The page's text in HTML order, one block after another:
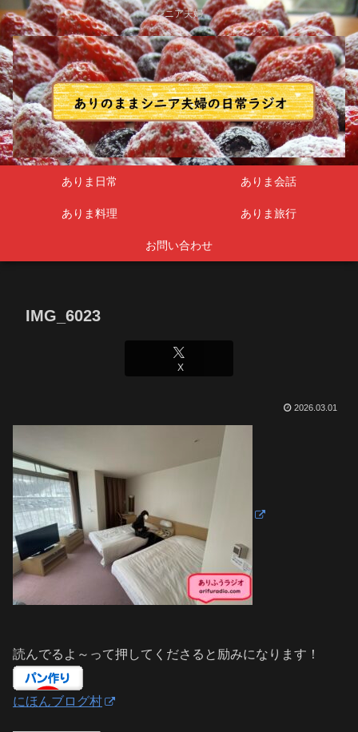
シニア夫婦
ありま日常 ありま会話
ありま料理 ありま旅行
お問い合わせ
IMG_6023
X
2026.03.01
読んでるよ～って押してくださると励みになります！
にほんブログ村